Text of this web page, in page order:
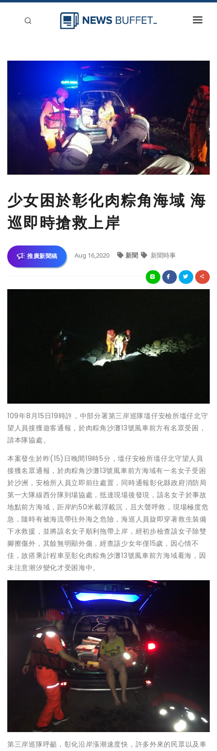
刊登
少女困於彰化肉粽角海域 海
巡即時搶救上岸
推廣新聞稿 Aug 16,2020 新聞 新聞時事
109年8月15日19時許，中部分署第三岸巡隊塭仔安檢所塭仔北守
望人員接獲遊客通報，於肉粽角沙灘13號風車前方有名眾受困，
請本隊協處。
本案發生於昨(15)日晚間19時5分，塭仔安檢所塭仔北守望人員
接獲名眾通報，於肉粽角沙灘13號風車前方海域有一名女子受困
於沙洲，安檢所人員立即前往處置，同時通報彰化縣政府消防局
第一大隊線西分隊到場協處，抵達現場後發現，該名女子於事故
地點前方海域，距岸約50米載浮載沉，且大聲呼救，現場極度危
急，隨時有被海流帶往外海之危險，海巡人員旋即穿著救生裝備
下水救援，並將該名女子順利拖帶上岸，經初步檢查該女子除雙
腳擦傷外，其餘無明顯外傷，經查該少女年僅15歲，因心情不
佳，故搭乘計程車至彰化肉粽角沙灘13號風車前方海域看海，因
未注意潮汐變化才受困海中。
第三岸巡隊呼籲，彰化沿岸漲潮速度快，許多外來的民眾以及車